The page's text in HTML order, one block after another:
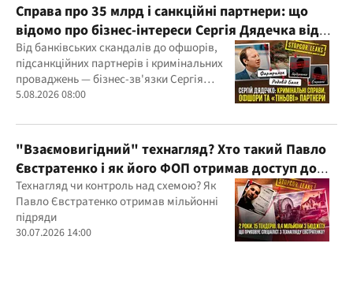
Справа про 35 млрд і санкційні партнери: що
відомо про бізнес-інтереси Сергія Дядечка від
"Родовід Банку" до "ФАРМАСЕЛ"
Від банківських скандалів до офшорів,
підсанкційних партнерів і кримінальних
проваджень — бізнес-зв'язки Сергія
Дядечка й досі простягаються через
5.08.2026 08:00
"Взаємовигідний" технагляд? Хто такий Павло
Євстратенко і як його ФОП отримав доступ до
бюджетних мільйонів?
Технагляд чи контроль над схемою? Як
Павло Євстратенко отримав мільйонні
підряди
30.07.2026 14:00